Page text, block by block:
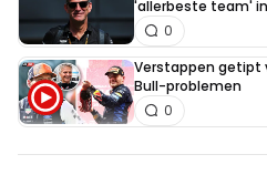
'allerbeste team' in
0
Verstappen getipt
Bull-problemen
0